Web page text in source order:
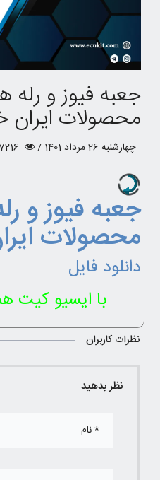
جعبه فیوز و رله
محصولات ایران
چهارشنبه 26 مرداد 1401 /
جعبه فیوز و
محصولات
دانلود فایل
با ایسیو کیت
نظرات کاربران
نظر بدهید